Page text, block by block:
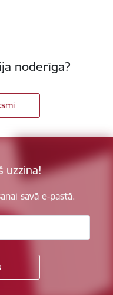
noderīga?
uzzina!
savā e-pastā.